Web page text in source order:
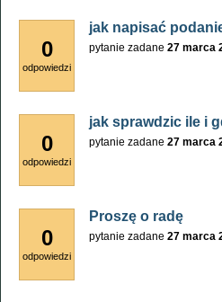
0
odpowiedzi
jak napisać
pytanie zadane 27 marca
0
odpowiedzi
jak sprawdzic ile i
pytanie zadane 27 marca
0
odpowiedzi
Proszę o radę
pytanie zadane 27 marca